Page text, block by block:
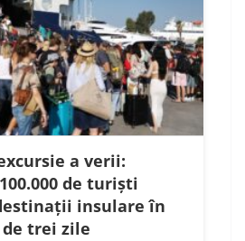
a verii:
de turiști
insulare în
trei zile